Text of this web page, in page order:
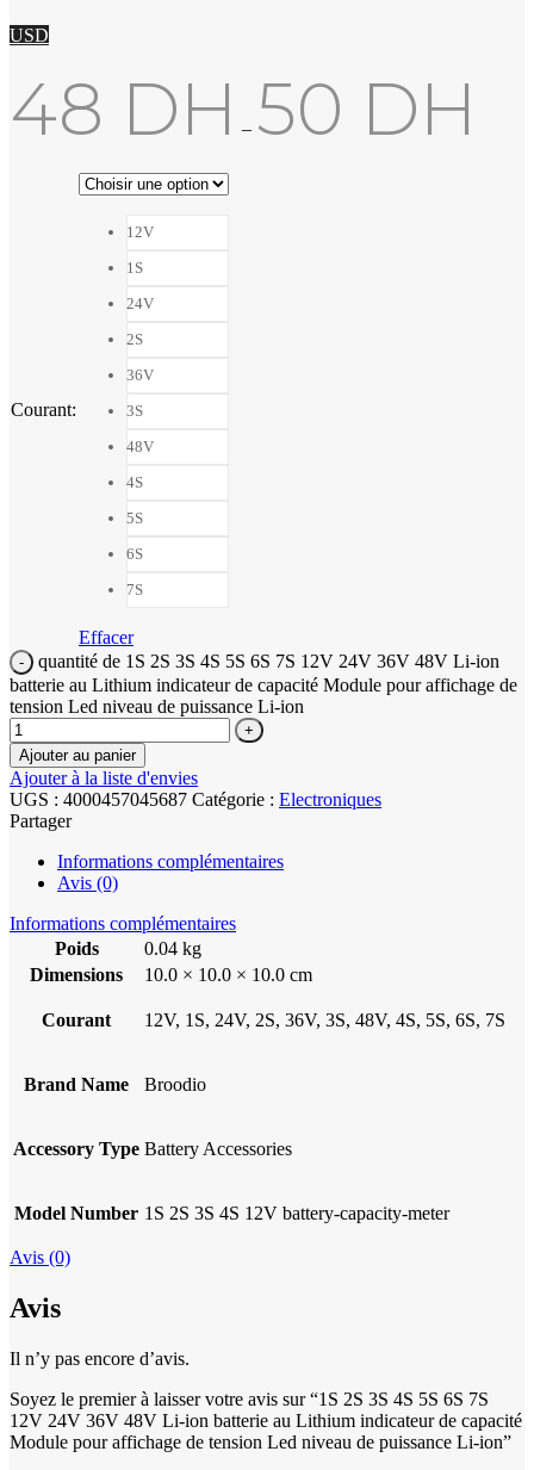
USD
48 DH – 50 DH
Courant:
12V
1S
24V
2S
36V
3S
48V
4S
5S
6S
7S
Effacer
quantité de 1S 2S 3S 4S 5S 6S 7S 12V 24V 36V 48V Li-ion
batterie au Lithium indicateur de capacité Module pour affichage de
tension Led niveau de puissance Li-ion
Ajouter au panier
Ajouter à la liste d'envies
UGS : 4000457045687 Catégorie : Electroniques
Partager
Informations complémentaires
Avis (0)
Informations complémentaires
Poids
0.04 kg
Dimensions
10.0 × 10.0 × 10.0 cm
Courant 12V, 1S, 24V, 2S, 36V, 3S, 48V, 4S, 5S, 6S, 7S
Brand Name Broodio
Accessory Type Battery Accessories
Model Number 1S 2S 3S 4S 12V battery-capacity-meter
Avis (0)
Avis
Il n’y pas encore d’avis.
Soyez le premier à laisser votre avis sur “1S 2S 3S 4S 5S 6S 7S
12V 24V 36V 48V Li-ion batterie au Lithium indicateur de capacité
Module pour affichage de tension Led niveau de puissance Li-ion”